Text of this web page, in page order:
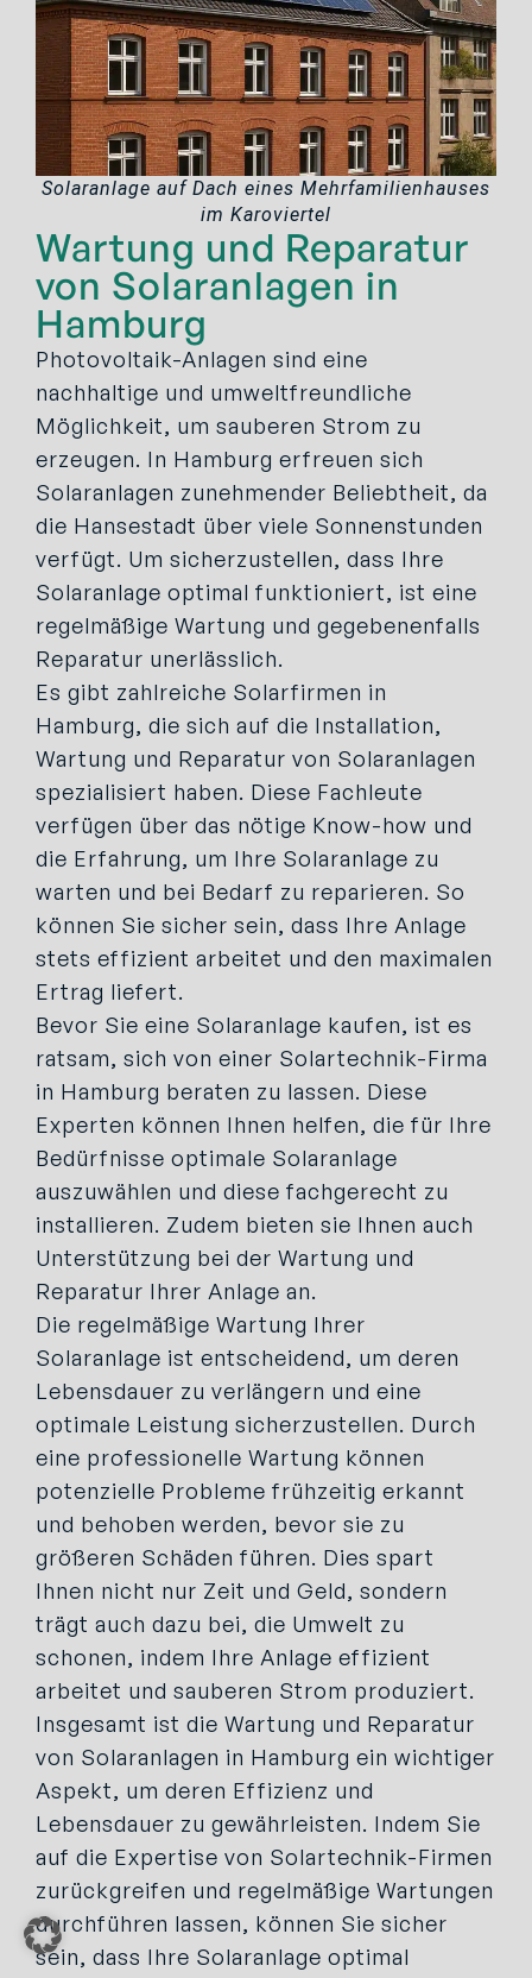
Solaranlage auf Dach eines Mehrfamilienhauses
im Karoviertel
Wartung und Reparatur
von Solaranlagen in
Hamburg
Photovoltaik-Anlagen sind eine
nachhaltige und umweltfreundliche
Möglichkeit, um sauberen Strom zu
erzeugen. In Hamburg erfreuen sich
Solaranlagen zunehmender Beliebtheit, da
die Hansestadt über viele Sonnenstunden
verfügt. Um sicherzustellen, dass Ihre
Solaranlage optimal funktioniert, ist eine
regelmäßige Wartung und gegebenenfalls
Reparatur unerlässlich.
Es gibt zahlreiche Solarfirmen in
Hamburg, die sich auf die Installation,
Wartung und Reparatur von Solaranlagen
spezialisiert haben. Diese Fachleute
verfügen über das nötige Know-how und
die Erfahrung, um Ihre Solaranlage zu
warten und bei Bedarf zu reparieren. So
können Sie sicher sein, dass Ihre Anlage
stets effizient arbeitet und den maximalen
Ertrag liefert.
Bevor Sie eine Solaranlage kaufen, ist es
ratsam, sich von einer Solartechnik-Firma
in Hamburg beraten zu lassen. Diese
Experten können Ihnen helfen, die für Ihre
Bedürfnisse optimale Solaranlage
auszuwählen und diese fachgerecht zu
installieren. Zudem bieten sie Ihnen auch
Unterstützung bei der Wartung und
Reparatur Ihrer Anlage an.
Die regelmäßige Wartung Ihrer
Solaranlage ist entscheidend, um deren
Lebensdauer zu verlängern und eine
optimale Leistung sicherzustellen. Durch
eine professionelle Wartung können
potenzielle Probleme frühzeitig erkannt
und behoben werden, bevor sie zu
größeren Schäden führen. Dies spart
Ihnen nicht nur Zeit und Geld, sondern
trägt auch dazu bei, die Umwelt zu
schonen, indem Ihre Anlage effizient
arbeitet und sauberen Strom produziert.
Insgesamt ist die Wartung und Reparatur
von Solaranlagen in Hamburg ein wichtiger
Aspekt, um deren Effizienz und
Lebensdauer zu gewährleisten. Indem Sie
auf die Expertise von Solartechnik-Firmen
zurückgreifen und regelmäßige Wartungen
durchführen lassen, können Sie sicher
sein, dass Ihre Solaranlage optimal